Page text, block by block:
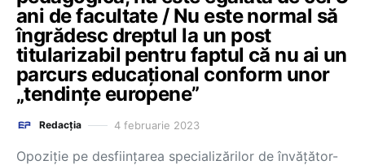
ani de facultate / Nu este normal să
îngrădesc dreptul la un post
titularizabil pentru faptul că nu ai un
parcurs educațional conform unor
„tendințe europene”
Redacția 4 februarie 2023
Opoziție pe desființarea specializărilor de învățător-